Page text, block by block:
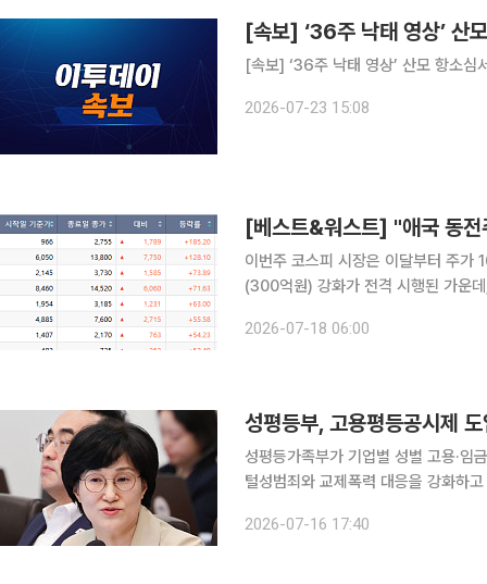
[속보] ‘36주 낙태 영상’ 산
[속보] ‘36주 낙태 영상’ 산모 항소심
2026-07-23 15:08
이번주 코스피 시장은 이달부터 주가
(300억원) 강화가 전격 시행된 가운
그룹주를 비롯해 지지선이 약한 소형
2026-07-18 06:00
성평등가족부가 기업별 성별 고용·임
털성범죄와 교제폭력 대응을 강화하
부 장관은 16일 청와대 영빈관에서
2026-07-16 17:40